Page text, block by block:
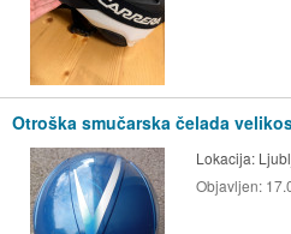
Otroška smučarska čelada
Lokacija:
Objavljen: